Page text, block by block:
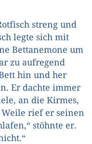
streng und
legte sich mit
Bettanemone um
zu aufregend
hin und her
Er dachte immer
an die Kirmes,
rief er seinen
stöhnte er.